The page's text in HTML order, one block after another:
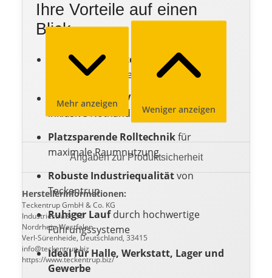
Ihre Vorteile auf einen
Blick
Wärmegedämmte Stahlprofile
reduzierte Energieverluste
Elektrischer 400V Aufsteckantrieb
inklusive Nothandkurbel
Platzsparende Rolltechnikfür
maximale Raumnutzung
Robuste Industriequalitätvon
Teckentrup
Ruhiger Laufdurch hochwertige
Führungssysteme
Ideal für Halle, Werkstatt, Lager und
Gewerbe
Mehr anzeigen
Weniger anzeigen
Angaben zur Produktsicherheit
Herstellerinformationen:
Teckentrup GmbH & Co. KG
Industriestraße 50
Nordrhein-Westfalen
Verl-Sürenheide, Deutschland, 33415
info@teckentrup.biz
https://www.teckentrup.biz/